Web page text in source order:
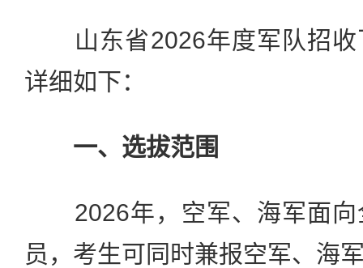
山东省2026年度军队招收
详细如下：
一、选拔范围
2026年，空军、海军面向
员，考生可同时兼报空军、海